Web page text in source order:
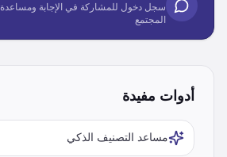
سجل دخول للمشاركة في الإجابة ومساعدة
المجتمع
أدوات مفيدة
مساعد التصنيف الذكي